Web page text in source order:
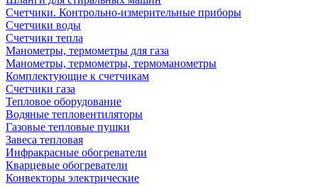
Счетчики. Контрольно-измерительные приборы
Счетчики воды
Счетчики тепла
Манометры, термометры для газа
Манометры, термометры, термоманометры
Комплектующие к счетчикам
Счетчики газа
Тепловое оборудование
Водяные тепловентиляторы
Газовые тепловые пушки
Завеса тепловая
Инфракрасные обогреватели
Кварцевые обогреватели
Конвекторы электрические